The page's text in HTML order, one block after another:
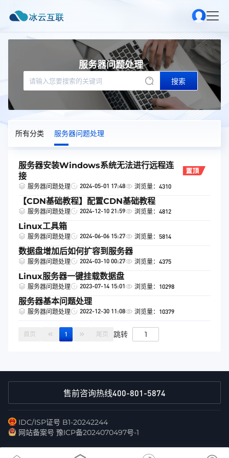
服务器问题处理
搜索
所有分类 服务器问题处理
服务器安装Windows系统无法进行远程连
接
服务器问题处理 2024-05-01 17:48 浏览量：4310
【CDN基础教程】配置CDN基础教程
服务器问题处理 2024-12-10 21:59 浏览量：4812
Linux工具箱
服务器问题处理 2024-06-06 15:27 浏览量：5814
数据盘增加后如何扩容到服务器
服务器问题处理 2024-03-10 00:27 浏览量：4375
Linux服务器一键挂载数据盘
服务器问题处理 2023-07-14 15:01 浏览量：10298
服务器基本问题处理
服务器问题处理 2022-12-30 11:08 浏览量：10379
首页 1 尾页 跳转
售前咨询热线400-801-5874
IDC/ISP证号 B1-20242244
网站备案号 豫ICP备2024070497号-1